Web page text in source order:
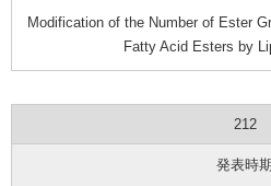
Modification of the Number of Ester
Fatty Acid Esters by
212
発表時期